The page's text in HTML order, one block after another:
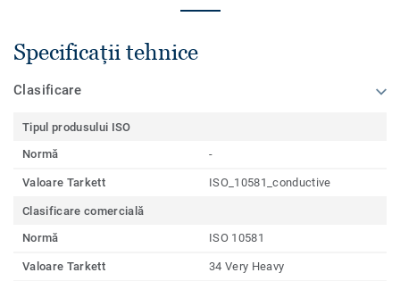
Specificații tehnice
Clasificare
Tipul produsului ISO
Normă
-
Valoare Tarkett ISO_10581_conductive
Clasificare comercială
Normă
ISO 10581
Valoare Tarkett 34 Very Heavy